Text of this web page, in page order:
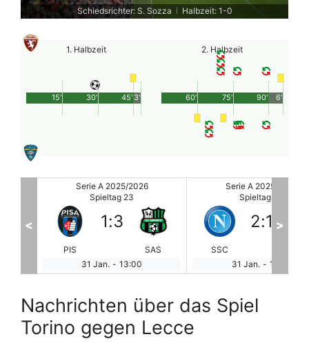
Schiedsrichter: S. Sozza
Halbzeit: 1-0
1. Halbzeit
45'
15' 30' 3'
2. Halbzeit
90'
60' 75' 6'
Serie A 2025/2026
Spieltag 23
SSC
2:1
FLO
31 Jan. - 16:00
Serie A 2025/2026
Spieltag 23
CAG
4:0
31 Jan. - 18:45
< >
Nachrichten über das Spiel
Torino gegen Lecce